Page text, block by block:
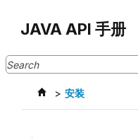
JAVA API 手册
安装